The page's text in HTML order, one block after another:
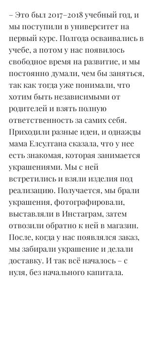
– Это был 2017–2018 учебный год, и
мы поступили в университет на
первый курс. Полгода осваивались в
учебе, а потом у нас появилось
свободное время на развитие, и мы
постоянно думали, чем бы заняться,
так как тогда уже понимали, что
хотим быть независимыми от
родителей и взять полную
ответственность за самих себя.
Приходили разные идеи, и однажды
мама Елсултана сказала, что у нее
есть знакомая, которая занимается
украшениями. Мы с ней
встретились и взяли изделия под
реализацию. Получается, мы брали
украшения, фотографировали,
выставляли в Инстаграм, затем
отвозили обратно к ней в магазин.
После, когда у нас появлялся заказ,
мы забирали украшение и делали
доставку. И так всё началось – с
нуля, без начального капитала.